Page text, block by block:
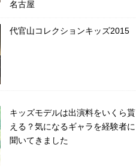
名古屋
代官山コレクションキッズ2015
キッズモデルは出演料をいくら貰
える？気になるギャラを経験者に
聞いてきました